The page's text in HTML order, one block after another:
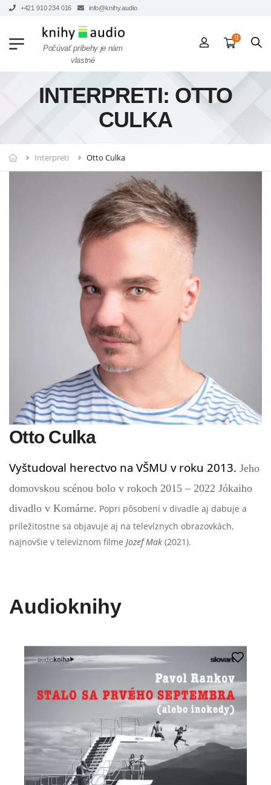
+421 910 234 016 info@knihy.audio
Počúvať príbehy je nám
vlastné
0
INTERPRETI: OTTO
CULKA
Interpreti Otto Culka
Otto Culka
Vyštudoval herectvo na VŠMU v roku 2013. Jeho
domovskou scénou bolo v rokoch 2015 – 2022 Jókaiho
divadlo v Komárne. Popri pôsobení v divadle aj dabuje a
príležitostne sa objavuje aj na televíznych obrazovkách,
najnovšie v televíznom filme Jozef Mak (2021).
Audioknihy